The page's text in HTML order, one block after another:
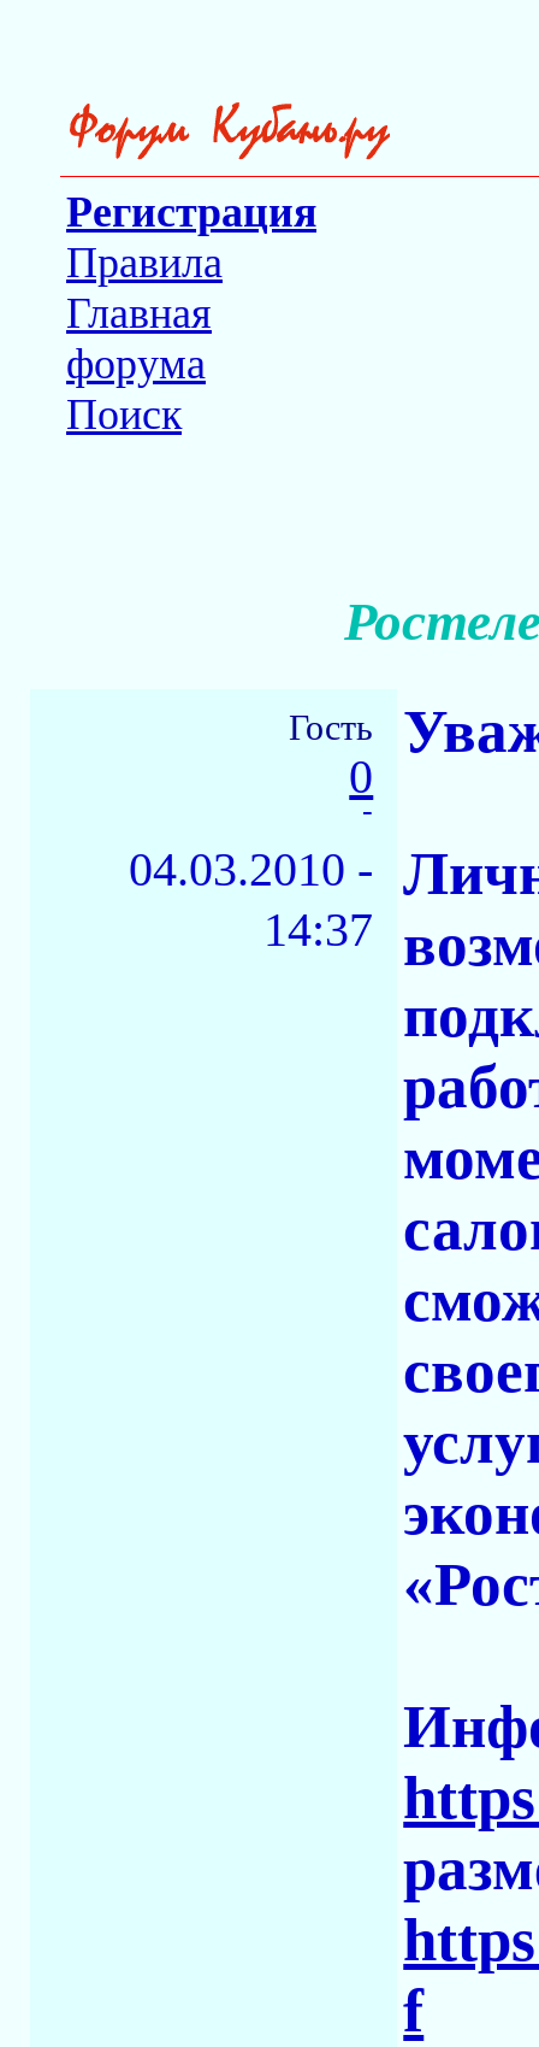
Регистрация
Правила
Главная
форума
Поиск
Гость
0
-
04.03.2010 -
14:37
f